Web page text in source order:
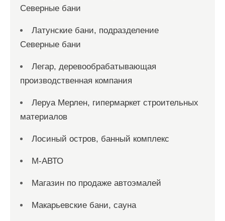
Северные бани
Латунские бани, подразделение
Северные бани
Легар, деревообрабатывающая
производственная компания
Леруа Мерлен, гипермаркет строительных
материалов
Лосиный остров, банный комплекс
М-АВТО
Магазин по продаже автоэмалей
Макарьевские бани, сауна